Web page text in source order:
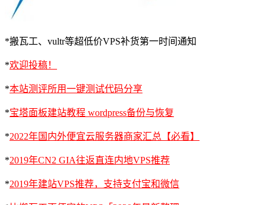
*搬瓦工、vultr等超低价VPS补货第一时间通知
*欢迎投稿！
*本站测评所用一键测试代码分享
*宝塔面板建站教程 wordpress备份与恢复
*2022年国内外便宜云服务器商家汇总【必看】
*2019年CN2 GIA往返直连内地VPS推荐
*2019年建站VPS推荐，支持支付宝和微信